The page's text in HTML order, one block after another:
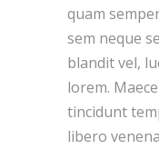
quam
sem neque
blandit vel,
lorem.
tincidunt
libero